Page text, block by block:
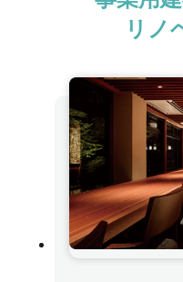
リノ